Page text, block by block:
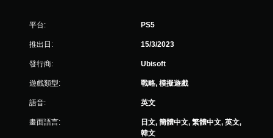
平台: PS5
推出日: 15/3/2023
發行商: Ubisoft
遊戲類型: 戰略, 模擬遊戲
語音: 英文
畫面語言:
日文, 簡體中文, 繁體中文, 英文,
韓文